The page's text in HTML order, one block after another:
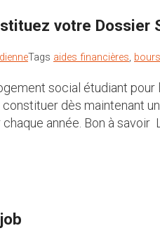
votre Dossier
Tags aides financières,
social étudiant
dès maintenant
année. Bon à savoir